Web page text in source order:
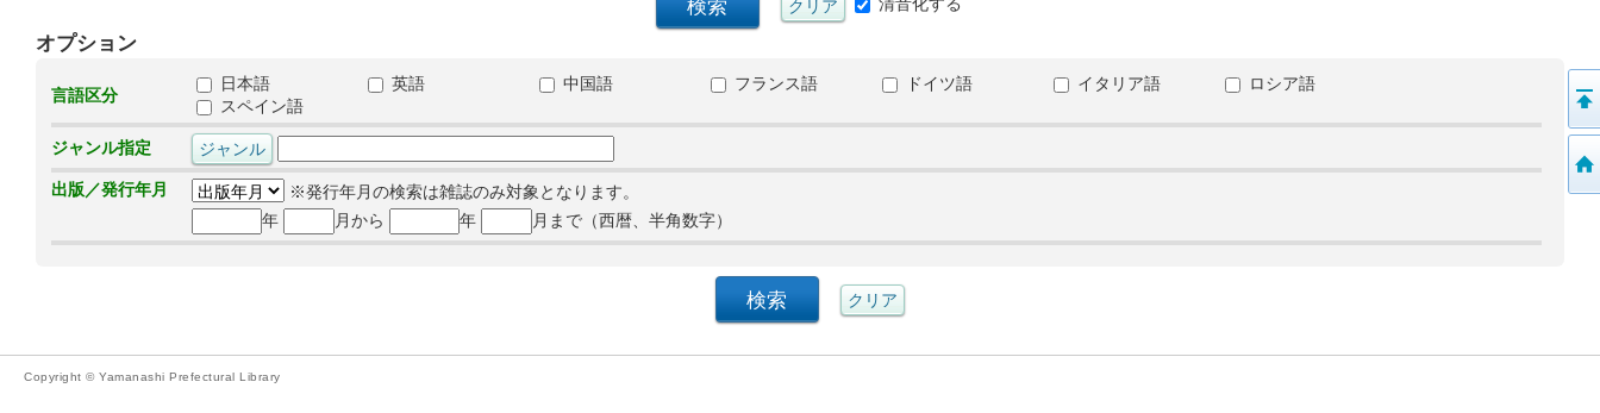
清音化する
オプション
言語区分
日本語 英語 中国語 フランス語 ドイツ語 イタリア語
ロシア語
スペイン語
ジャンル指定
出版／発行年月
※発行年月の検索は雑誌のみ対象となります。
年
月から 年 月まで（西暦、半角数字）
Copyright © Yamanashi Prefectural Library